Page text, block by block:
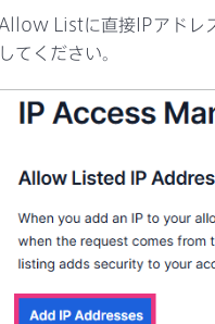
Allow Listに直接IPアドレ
してください。